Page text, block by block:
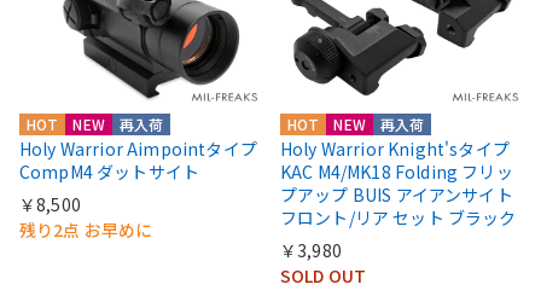
HOT NEW 再入荷
Holy Warrior Aimpointタイプ
CompM4 ダットサイト
￥8,500
残り2点 お早めに
HOT NEW 再入荷
Holy Warrior Knight'sタイプ
KAC M4/MK18 Folding フリッ
プアップ BUIS アイアンサイト
フロント/リア セット ブラック
￥3,980
SOLD OUT